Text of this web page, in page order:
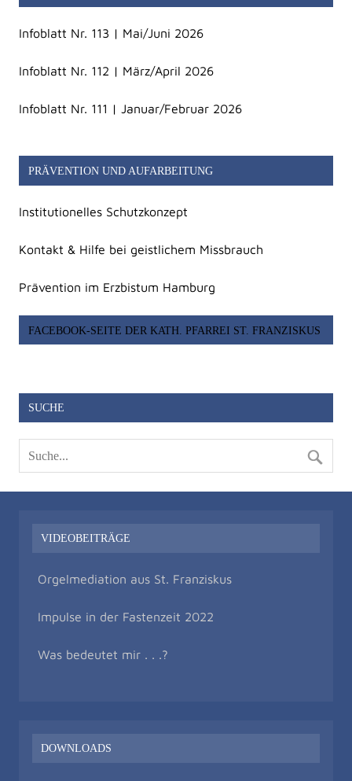
Infoblatt Nr. 113 | Mai/Juni 2026
Infoblatt Nr. 112 | März/April 2026
Infoblatt Nr. 111 | Januar/Februar 2026
PRÄVENTION UND AUFARBEITUNG
Institutionelles Schutzkonzept
Kontakt & Hilfe bei geistlichem Missbrauch
Prävention im Erzbistum Hamburg
FACEBOOK-SEITE DER KATH. PFARREI ST. FRANZISKUS
SUCHE
VIDEOBEITRÄGE
Orgelmediation aus St. Franziskus
Impulse in der Fastenzeit 2022
Was bedeutet mir . . .?
DOWNLOADS